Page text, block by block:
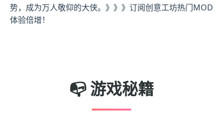
势，成为万人敬仰的大侠。》》》订阅创意工坊热门MOD
体验倍增！
📭 游戏秘籍